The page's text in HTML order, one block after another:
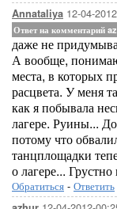
Annataliya 12-04-
Ответ на комментарий
даже не
А вообще,
места, в которых
расцвета. У меня
как я побывала
лагере. Руины...
потому что
танцплощадки
о лагере... Грустно
Обратиться - Ответить